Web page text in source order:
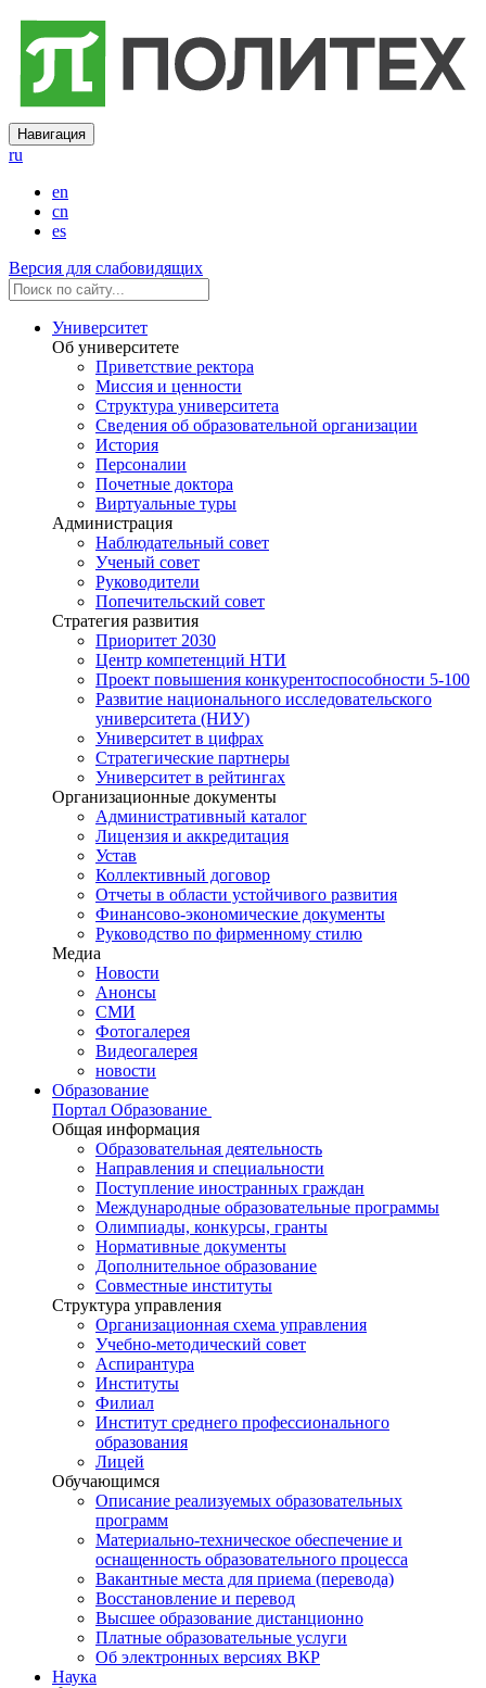
Навигация
ru
en
cn
es
Версия для слабовидящих
Университет
Об университете
Приветствие ректора
Миссия и ценности
Структура университета
Сведения об образовательной организации
История
Персоналии
Почетные доктора
Виртуальные туры
Администрация
Наблюдательный совет
Ученый совет
Руководители
Попечительский совет
Стратегия развития
Приоритет 2030
Центр компетенций НТИ
Проект повышения конкурентоспособности 5-100
Развитие национального исследовательского
университета (НИУ)
Университет в цифрах
Стратегические партнеры
Университет в рейтингах
Организационные документы
Административный каталог
Лицензия и аккредитация
Устав
Коллективный договор
Отчеты в области устойчивого развития
Финансово-экономические документы
Руководство по фирменному стилю
Медиа
Новости
Анонсы
СМИ
Фотогалерея
Видеогалерея
новости
Образование
Портал Образование
Общая информация
Образовательная деятельность
Направления и специальности
Поступление иностранных граждан
Международные образовательные программы
Олимпиады, конкурсы, гранты
Нормативные документы
Дополнительное образование
Совместные институты
Структура управления
Организационная схема управления
Учебно-методический совет
Аспирантура
Институты
Филиал
Институт среднего профессионального
образования
Лицей
Обучающимся
Описание реализуемых образовательных
программ
Материально-техническое обеспечение и
оснащенность образовательного процесса
Вакантные места для приема (перевода)
Восстановление и перевод
Высшее образование дистанционно
Платные образовательные услуги
Об электронных версиях ВКР
Наука